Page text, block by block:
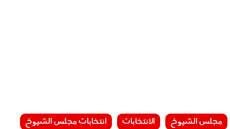
مجلس الشيوخ الانتخابات
انتخابات مجلس الشيوخ